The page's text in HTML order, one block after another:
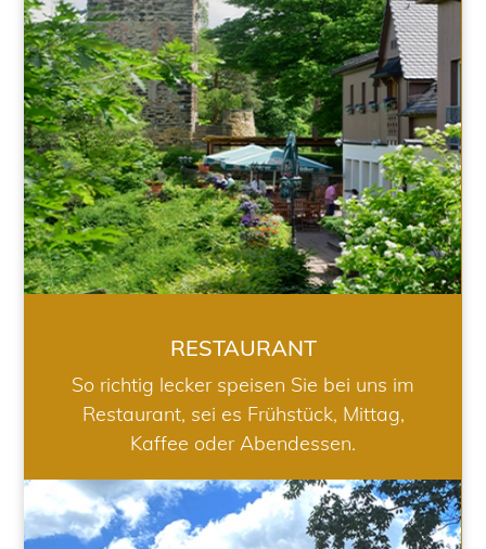
RESTAURANT
RESTAURANT
So richtig lecker speisen Sie bei uns im
Restaurant, sei es Frühstück, Mittag,
Kaffee oder Abendessen.